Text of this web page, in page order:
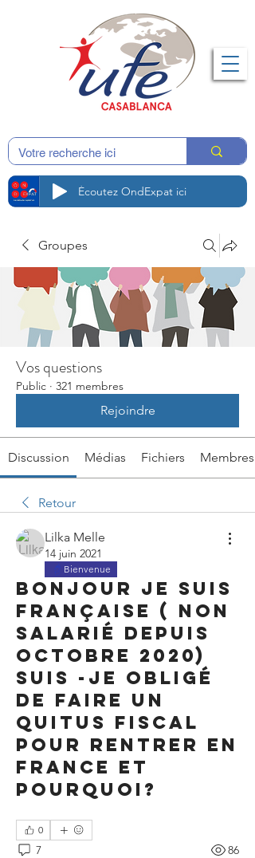
Écoutez OndExpat ici
Groupes
Vos questions
Public · 321 membres
Rejoindre
Discussion Médias Fichiers Membres
Retour
Lilka Melle
14 juin 2021
Bienvenue
Bonjour je suis
française ( non
salarié depuis
octobre 2020)
suis -je obligé
de faire un
quitus fiscal
pour rentrer en
France et
pourquoi?
0
7 86